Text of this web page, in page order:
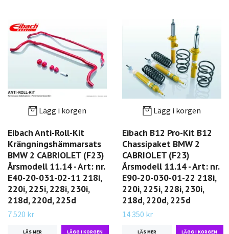
Lägg i korgen
Eibach Anti-Roll-Kit
Krängningshämmarsats
BMW 2 CABRIOLET (F23)
Årsmodell 11.14 - Art: nr.
E40-20-031-02-11 218i,
220i, 225i, 228i, 230i,
218d, 220d, 225d
7 520 kr
LÄS MER
Lägg i korgen
Eibach B12 Pro-Kit B12
Chassipaket BMW 2
CABRIOLET (F23)
Årsmodell 11.14 - Art: nr.
E90-20-030-01-22 218i,
220i, 225i, 228i, 230i,
218d, 220d, 225d
14 350 kr
LÄS MER